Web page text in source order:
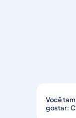
Você
gostar: